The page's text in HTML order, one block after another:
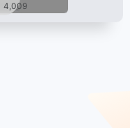
4,009